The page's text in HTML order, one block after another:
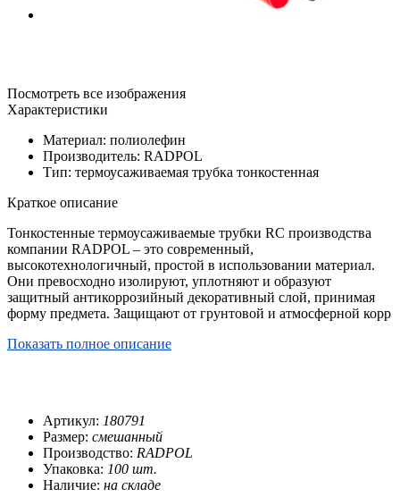
Посмотреть все изображения
Характеристики
Материал: полиолефин
Производитель: RADPOL
Тип: термоусаживаемая трубка тонкостенная
Краткое описание
Тонкостенные термоусаживаемые трубки RC производства
компании RADPOL – это современный,
высокотехнологичный, простой в использовании материал.
Они превосходно изолируют, уплотняют и образуют
защитный антикоррозийный декоративный слой, принимая
форму предмета. Защищают от грунтовой и атмосферной корр
Показать полное описание
Артикул: 180791
Размер: смешанный
Производство: RADPOL
Упаковка: 100 шт.
Наличие: на складе